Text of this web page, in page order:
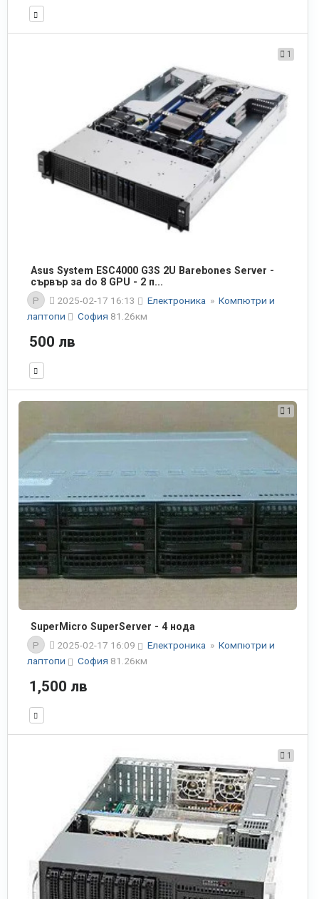
1
Asus System ESC4000 G3S 2U Barebones Server -
сървър за do 8 GPU - 2 п...
P
2025-02-17 16:13 Електроника » Компютри и
лаптопи
София 81.26км
500 лв
1
SuperMicro SuperServer - 4 нода
P
2025-02-17 16:09 Електроника » Компютри и
лаптопи
София 81.26км
1,500 лв
1